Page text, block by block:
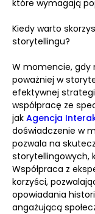
które wymagają
Kiedy warto
storytellingu?
W momencie, gdy
poważniej w
efektywnej
współpracę ze
jak Agencja
doświadczenie w
pozwala na
storytellingowych,
Współpraca z
korzyści,
opowiadania
angażującą